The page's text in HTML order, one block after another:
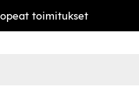
toimitukset